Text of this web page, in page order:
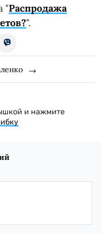
"Распродажа
".
и нажмите